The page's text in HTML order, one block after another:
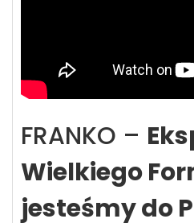
FRANKO –
Wielkiego
jesteśmy do